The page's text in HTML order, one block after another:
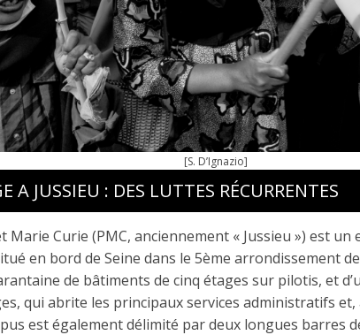
[S. D’Ignazio]
A JUSSIEU : DES LUTTES RÉCURRENTES
Marie Curie (PMC, anciennement « Jussieu ») est
en bord de Seine dans le 5ème arrondissement
de bâtiments de cinq étages sur pilotis, et
qui abrite les principaux services administratifs
est également délimité par deux longues barres